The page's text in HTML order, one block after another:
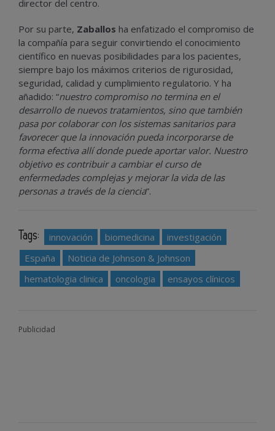
director del centro.
Por su parte, Zaballos ha enfatizado el compromiso de
la compañía para seguir convirtiendo el conocimiento
científico en nuevas posibilidades para los pacientes,
siempre bajo los máximos criterios de rigurosidad,
seguridad, calidad y cumplimiento regulatorio. Y ha
añadido: “nuestro compromiso no termina en el
desarrollo de nuevos tratamientos, sino que también
pasa por colaborar con los sistemas sanitarios para
favorecer que la innovación pueda incorporarse de
forma efectiva allí donde puede aportar valor. Nuestro
objetivo es contribuir a cambiar el curso de
enfermedades complejas y mejorar la vida de las
personas a través de la ciencia”.
Tags: innovación biomedicina
investigación
España
Noticia de Johnson & Johnson
hematologia clinica
oncologia ensayos clínicos
Publicidad